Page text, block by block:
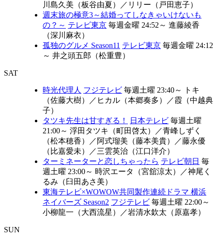
川島久美（板谷由夏）
／ リリー（戸田恵子）
週末旅の極意3～結婚ってしなきゃいけないも
の？～ テレビ東京 毎週金曜 24:52～ 進藤綾香
（深川麻衣）
孤独のグルメ Season11 テレビ東京 毎週金曜 24:12
～ 井之頭五郎（松重豊）
SAT
時光代理人 フジテレビ 毎週土曜 23:40～
トキ
（佐藤大樹）
／ ヒカル（本郷奏多） ／霞（中越典
子）
タツキ先生は甘すぎる！
日本テレビ 毎週土曜
21:00～ 浮田タツキ（町田啓太） ／青峰しずく
（松本穂香）
／ 阿式瑠美（藤本美貴） ／藤永優
（比嘉愛未）
／三雲英治（江口洋介）
ターミネーターと恋しちゃったら テレビ朝日 毎
週土曜 23:00～ 時沢エータ（宮舘涼太） ／神尾く
るみ（臼田あさ美）
東海テレビ×WOWOW共同製作連続ドラマ 横浜
ネイバーズ Season2 フジテレビ 毎週土曜 22:00～
小柳龍一（大西流星）
／岩清水欽太（原嘉孝）
SUN